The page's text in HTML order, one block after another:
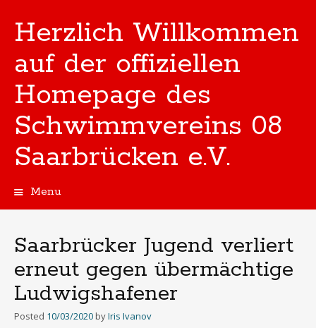
Herzlich Willkommen
auf der offiziellen
Homepage des
Schwimmvereins 08
Saarbrücken e.V.
Menu
Saarbrücker Jugend verliert
erneut gegen übermächtige
Ludwigshafener
Posted 10/03/2020 byIris Ivanov